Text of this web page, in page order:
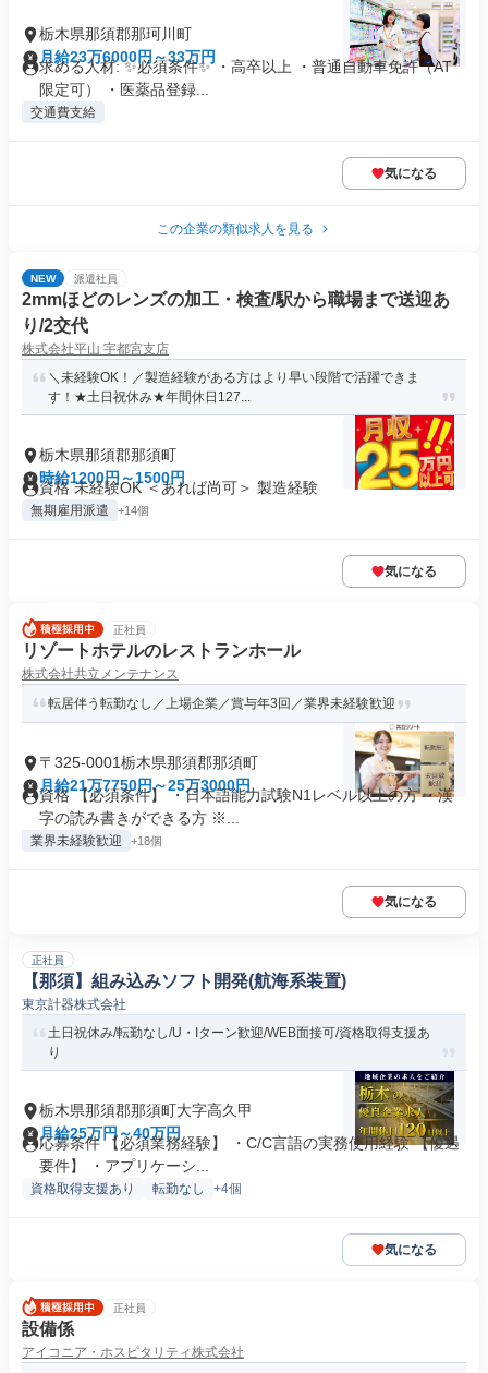
栃木県那須郡那珂川町
月給23万6000円～33万円
求める人材: ✨必須条件✨ ・高卒以上 ・普通自動車免許（AT
限定可） ・医薬品登録...
交通費支給
気になる
この企業の類似求人を見る
NEW 派遣社員
2mmほどのレンズの加工・検査/駅から職場まで送迎あ
り/2交代
株式会社平山 宇都宮支店
＼未経験OK！／製造経験がある方はより早い段階で活躍できま
す！★土日祝休み★年間休日127...
栃木県那須郡那須町
時給1200円～1500円
資格 未経験OK ＜あれば尚可＞ 製造経験
無期雇用派遣 +14個
気になる
正社員
リゾートホテルのレストランホール
株式会社共立メンテナンス
転居伴う転勤なし／上場企業／賞与年3回／業界未経験歓迎
〒325-0001栃木県那須郡那須町
月給21万7750円～25万3000円
資格 【必須条件】 ・日本語能力試験N1レベル以上の方 ・漢
字の読み書きができる方 ※...
業界未経験歓迎 +18個
気になる
正社員
【那須】組み込みソフト開発(航海系装置)
東京計器株式会社
土日祝休み/転勤なし/U・Iターン歓迎/WEB面接可/資格取得支援あ
り
栃木県那須郡那須町大字高久甲
月給25万円～40万円
応募条件 【必須業務経験】 ・C/C言語の実務使用経験 【優遇
要件】 ・アプリケーシ...
資格取得支援あり 転勤なし +4個
気になる
正社員
設備係
アイコニア・ホスピタリティ株式会社